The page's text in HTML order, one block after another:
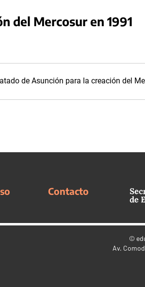
del Mercosur en 1991
de Asunción para la creación del
Contacto
©
Av.